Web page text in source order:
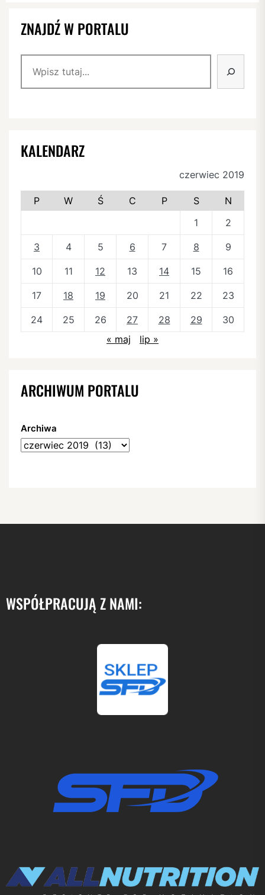
ZNAJDŹ W PORTALU
KALENDARZ
czerwiec 2019
P W Ś C P S
N
1
2
3 4 5 6 7 8 9
10 11 12 13 14 15 16
17 18 19 20 21 22 23
24 25 26 27 28 29
30
« maj
lip »
ARCHIWUM PORTALU
Archiwa
WSPÓŁPRACUJĄ Z NAMI: